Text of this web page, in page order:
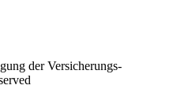
der Versicherungs-